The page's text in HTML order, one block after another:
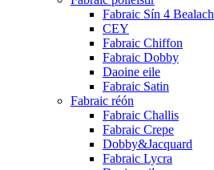
Fabraic Sín 4 Bealach
CEY
Fabraic Chiffon
Fabraic Dobby
Daoine eile
Fabraic Satin
Fabraic réón
Fabraic Challis
Fabraic Crepe
Dobby&Jacquard
Fabraic Lycra